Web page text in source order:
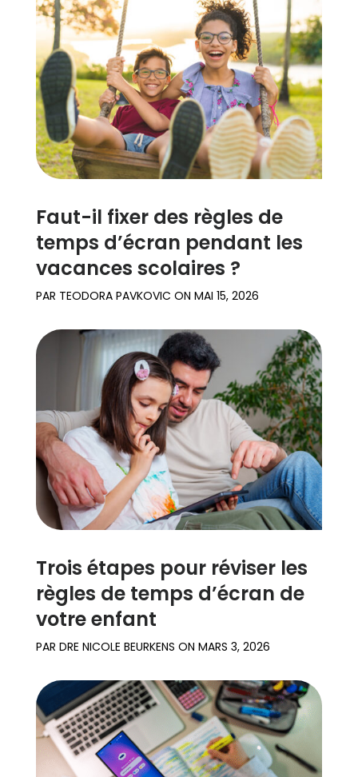
Témoignages
de familles
renseigner
Assistance
Se connecter S’inscrire
Faut-il fixer des règles de
temps d’écran pendant les
vacances scolaires ?
PAR TEODORA PAVKOVIC ON MAI 15, 2026
Trois étapes pour réviser les
règles de temps d’écran de
votre enfant
PAR DRE NICOLE BEURKENS ON MARS 3, 2026